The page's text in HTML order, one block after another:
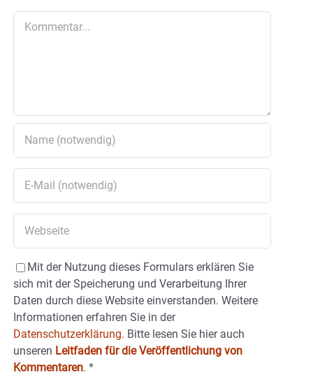
Mit der Nutzung dieses Formulars erklären Sie
sich mit der Speicherung und Verarbeitung Ihrer
Daten durch diese Website einverstanden. Weitere
Informationen erfahren Sie in der
Datenschutzerklärung. Bitte lesen Sie hier auch
unseren Leitfaden für die Veröffentlichung von
Kommentaren. *